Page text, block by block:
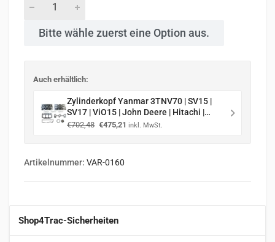
Bitte wähle zuerst eine Option aus.
Auch erhältlich:
Zylinderkopf Yanmar 3TNV70 | SV15 |
SV17 | ViO15 | John Deere | Hitachi |
Takeuchi | komplett + Kopfdichtung +
€702,48 Ursprünglicher
€702,48
€475,21 Aktueller
inkl. MwSt.
Artikelnummer: VAR-0160
Shop4Trac-Sicherheiten